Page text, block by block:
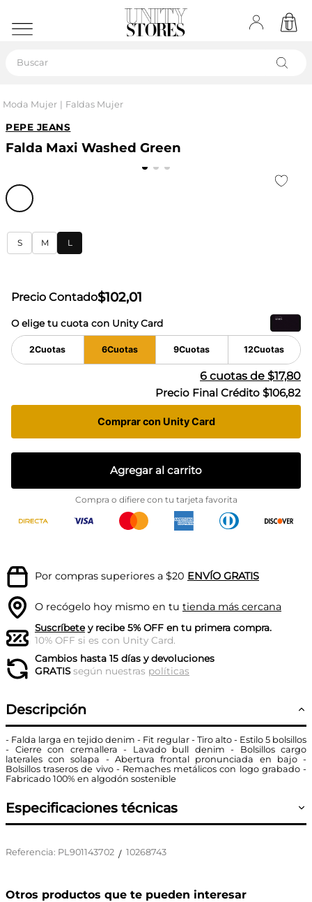
Moda Mujer Faldas Mujer
PEPE JEANS
Falda Maxi Washed Green
S M L
Precio Contado$102,01
O elige tu cuota con Unity Card
2Cuotas 6Cuotas 9Cuotas 12Cuotas
6 cuotas de $17,80
Precio Final Crédito $106,82
Comprar con Unity Card
Agregar al carrito
Compra o difiere con tu tarjeta favorita
Por compras superiores a $20 ENVÍO GRATIS
O recógelo hoy mismo en tu tienda más cercana
Suscríbetey recibe 5% OFF en tu primera compra.
10% OFF si es con Unity Card.
Cambios hasta 15 días y devoluciones
GRATISsegún nuestras políticas
Descripción
- Falda larga en tejido denim - Fit regular - Tiro alto - Estilo 5 bolsillos
- Cierre con cremallera - Lavado bull denim - Bolsillos cargo
laterales con solapa - Abertura frontal pronunciada en bajo -
Bolsillos traseros de vivo - Remaches metálicos con logo grabado -
Fabricado 100% en algodón sostenible
Especificaciones técnicas
Referencia: PL901143702 / 10268743
Otros productos que te pueden interesar